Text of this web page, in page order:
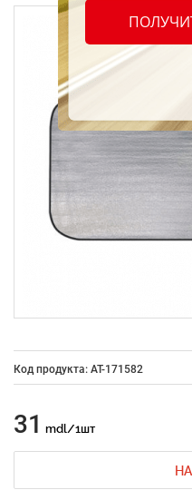
Код продукта: AT-171582
31 mdl/1шт